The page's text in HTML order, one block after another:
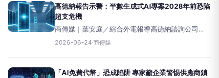
高德納報告示警：半數生成式AI專案2028年前恐陷
超支危機
商傳媒｜葉安庭／綜合外電報導高德納諮詢公司
（Gartner）最新報告指出，企業將生成式人工智慧
構選
2026-06-24·商傳媒
「AI免費代幣」恐成陷阱 專家籲企業警惕供應商鎖